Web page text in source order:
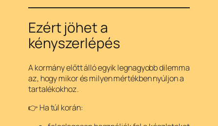
Ezért jöhet a
kényszerlépés
A kormány előtt álló egyik legnagyobb dilemma
az, hogy mikor és milyen mértékben nyúljon a
tartalékokhoz.
👉 Ha túl korán: